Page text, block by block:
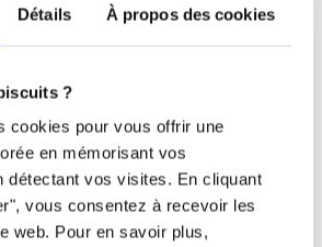
Détails À propos des cookies
?
cookies pour vous offrir une
en mémorisant vos
détectant vos visites. En cliquant
vous consentez à recevoir les
web. Pour en savoir plus,